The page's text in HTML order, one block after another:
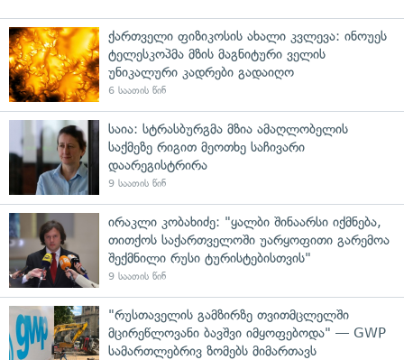
ქართველი ფიზიკოსის ახალი კვლევა: ინოუეს
ტელესკოპმა მზის მაგნიტური ველის
უნიკალური კადრები გადაიღო
6 საათის წინ
საია: სტრასბურგმა მზია ამაღლობელის
საქმეზე რიგით მეოთხე საჩივარი
დაარეგისტრირა
9 საათის წინ
ირაკლი კობახიძე: "ყალბი შინაარსი იქმნება,
თითქოს საქართველოში უარყოფითი გარემოა
შექმნილი რუსი ტურისტებისთვის"
9 საათის წინ
"რუსთაველის გამზირზე თვითმცლელში
მცირეწლოვანი ბავშვი იმყოფებოდა" — GWP
სამართლებრივ ზომებს მიმართავს